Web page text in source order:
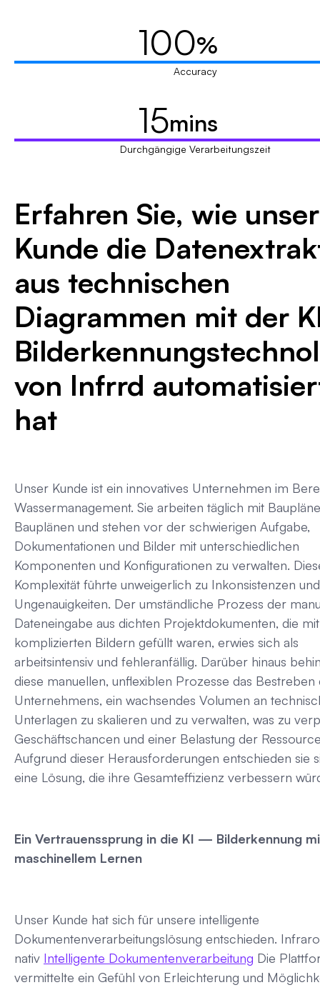
100%
Accuracy
15mins
Durchgängige Verarbeitungszeit
Erfahren Sie, wie unser
Kunde die
aus technischen
Diagrammen mit der
von Infrrd
hat
Unser Kunde ist ein innovatives Unternehmen im
Wassermanagement. Sie arbeiten täglich mit
Bauplänen und stehen vor der schwierigen Aufgabe,
Dokumentationen und Bilder mit unterschiedlichen
Komponenten und Konfigurationen zu verwalten.
Komplexität führte unweigerlich zu Inkonsistenzen und
Ungenauigkeiten. Der umständliche Prozess der
Dateneingabe aus dichten Projektdokumenten, die
komplizierten Bildern gefüllt waren, erwies sich als
arbeitsintensiv und fehleranfällig. Darüber hinaus
diese manuellen, unflexiblen Prozesse das Bestreben
Unternehmens, ein wachsendes Volumen an
Unterlagen zu skalieren und zu verwalten, was zu
Geschäftschancen und einer Belastung der
Aufgrund dieser Herausforderungen entschieden sie
eine Lösung, die ihre Gesamteffizienz verbessern
Ein Vertrauenssprung in die KI — Bilderkennung
maschinellem Lernen
Unser Kunde hat sich für unsere intelligente
Dokumentenverarbeitungslösung entschieden.
nativ Intelligente Dokumentenverarbeitung Die
vermittelte ein Gefühl von Erleichterung und